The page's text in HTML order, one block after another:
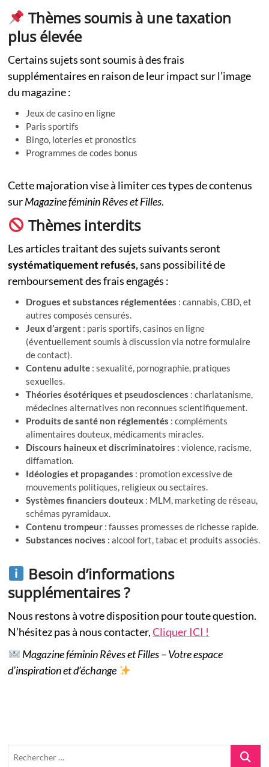
Thèmes soumis à une taxation
plus élevée
Certains sujets sont soumis à des frais
supplémentaires en raison de leur impact sur l’image
du magazine :
Jeux de casino en ligne
Paris sportifs
Bingo, loteries et pronostics
Programmes de codes bonus
Cette majoration vise à limiter ces types de contenus
surMagazine féminin Rêves et Filles.
Thèmes interdits
Les articles traitant des sujets suivants seront
systématiquement refusés, sans possibilité de
remboursement des frais engagés :
Drogues et substances réglementées : cannabis, CBD, et
autres composés censurés.
Jeux d’argent : paris sportifs, casinos en ligne
(éventuellement soumis à discussion via notre formulaire
de contact).
Contenu adulte : sexualité, pornographie, pratiques
sexuelles.
Théories ésotériques et pseudosciences : charlatanisme,
médecines alternatives non reconnues scientifiquement.
Produits de santé non réglementés : compléments
alimentaires douteux, médicaments miracles.
Discours haineux et discriminatoires : violence, racisme,
diffamation.
Idéologies et propagandes : promotion excessive de
mouvements politiques, religieux ou sectaires.
Systèmes financiers douteux : MLM, marketing de réseau,
schémas pyramidaux.
Contenu trompeur : fausses promesses de richesse rapide.
Substances nocives : alcool fort, tabac et produits associés.
Besoin d’informations
supplémentaires ?
Nous restons à votre disposition pour toute question.
N’hésitez pas à nous contacter,Cliquer ICI !
Magazine féminin Rêves et Filles – Votre espace
d’inspiration et d’échange